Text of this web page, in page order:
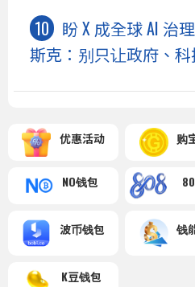
盼 X 成全球 AI 治
斯克：别只让政府、
优惠活动 购
NO钱包
波币钱包 钱
K豆钱包